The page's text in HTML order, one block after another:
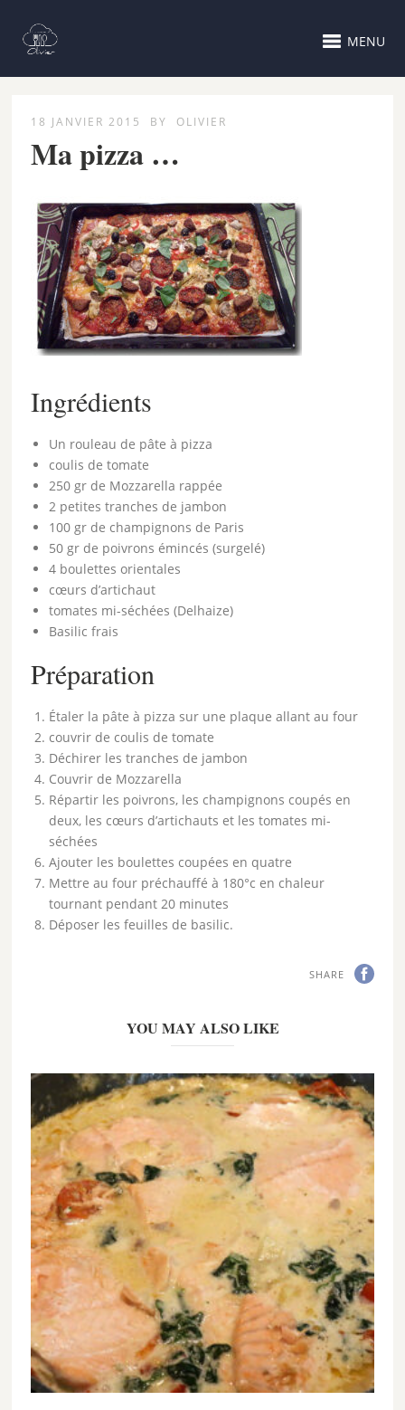
MENU
18 JANVIER 2015 BY OLIVIER
Ma pizza …
Ingrédients
Un rouleau de pâte à pizza
coulis de tomate
250 gr de Mozzarella rappée
2 petites tranches de jambon
100 gr de champignons de Paris
50 gr de poivrons émincés (surgelé)
4 boulettes orientales
cœurs d’artichaut
tomates mi-séchées (Delhaize)
Basilic frais
Préparation
Étaler la pâte à pizza sur une plaque allant au four
couvrir de coulis de tomate
Déchirer les tranches de jambon
Couvrir de Mozzarella
Répartir les poivrons, les champignons coupés en
deux, les cœurs d’artichauts et les tomates mi-
séchées
Ajouter les boulettes coupées en quatre
Mettre au four préchauffé à 180°c en chaleur
tournant pendant 20 minutes
Déposer les feuilles de basilic.
SHARE
YOU MAY ALSO LIKE